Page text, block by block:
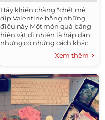
Hãy khiến chàng "chết mê"
dịp Valentine bằng những
điều này Một món quà bằng
hiện vật dĩ nhiên là hấp dẫn,
nhưng có những cách khác
Xem thêm